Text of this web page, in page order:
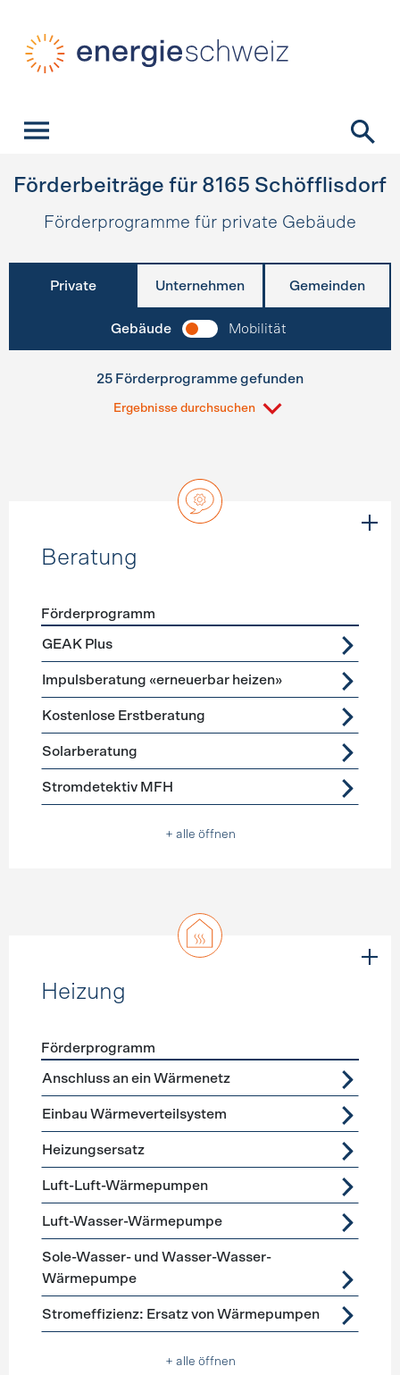
Förderbeiträge für 8165 Schöfflisdorf
Förderprogramme für private Gebäude
Private Unternehmen Gemeinden
Gebäude Mobilität
25 Förderprogramme gefunden
Ergebnisse durchsuchen
Beratung
Förderprogramme
Förderprogramm
GEAK Plus
Impulsberatung «erneuerbar heizen»
Kostenlose Erstberatung
Solarberatung
Stromdetektiv MFH
+ alle öffnen
Heizung
Förderprogramme Heizung
Förderprogramm
Anschluss an ein Wärmenetz
Einbau Wärmeverteilsystem
Heizungsersatz
Luft-Luft-Wärmepumpen
Luft-Wasser-Wärmepumpe
Sole-Wasser- und Wasser-Wasser-
Wärmepumpe
Stromeffizienz: Ersatz von Wärmepumpen
+ alle öffnen